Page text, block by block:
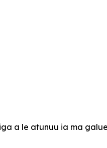
a le atunuu ia ma